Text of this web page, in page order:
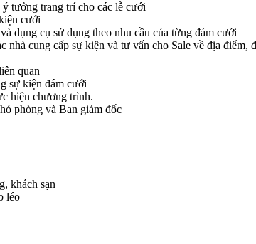
tưởng trang trí cho các lễ cưới
cưới
dụng cụ sử dụng theo nhu cầu của từng đám cưới
cung cấp sự kiện và tư vấn cho Sale về địa điểm,
quan
sự kiện đám cưới
hiện chương trình.
phòng và Ban giám đốc
khách sạn
léo